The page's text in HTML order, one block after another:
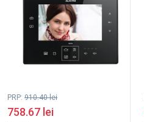
PRP: 910.40lei
758.67 lei